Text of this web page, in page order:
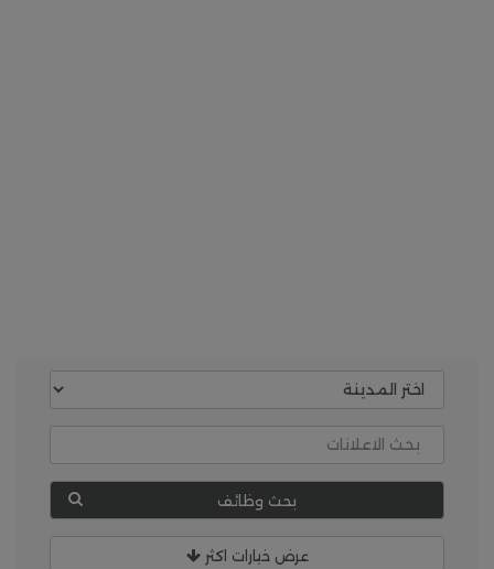
بحث وظائف
عرض خيارات اكثر